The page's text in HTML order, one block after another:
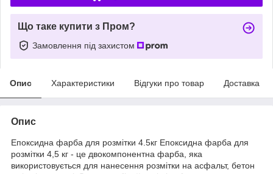
Що таке купити з Пром?
Замовлення під захистом
Опис Характеристики Відгуки про товар Доставка
Опис
Епоксидна фарба для розмітки 4.5кг Епоксидна фарба для
розмітки 4,5 кг - це двокомпонентна фарба, яка
використовується для нанесення розмітки на асфальт, бетон